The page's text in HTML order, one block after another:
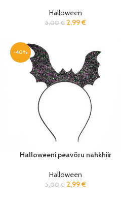
Halloween
5,00€ 2,99€
-40%
Halloweeni peavõru nahkhiir
Halloween
5,00€ 2,99€